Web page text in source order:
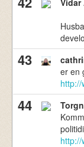
Vidar
43
er en
http://
44
http://